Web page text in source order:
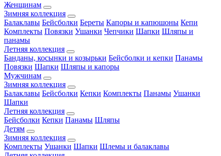
Женщинам
Зимняя коллекция
Балаклавы Бейсболки Береты Капоры и капюшоны Кепи
Комплекты Повязки Ушанки Чепчики Шапки Шляпы и
панамы
Летняя коллекция
Банданы, косынки и козырьки Бейсболки и кепки Панамы
Повязки Шапки Шляпы и капоры
Мужчинам
Зимняя коллекция
Балаклавы Бейсболки Кепки Комплекты Панамы Ушанки
Шапки
Летняя коллекция
Бейсболки Кепки Панамы Шляпы
Детям
Зимняя коллекция
Комплекты Ушанки Шапки Шлемы и балаклавы